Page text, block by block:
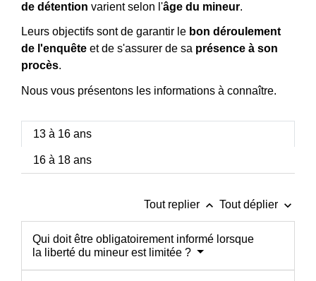
de détention varient selon l'âge du mineur.
Leurs objectifs sont de garantir le bon déroulement
de l'enquête et de s'assurer de sa présence à son
procès.
Nous vous présentons les informations à connaître.
13 à 16 ans
16 à 18 ans
Tout replier keyboard_arrow_up Tout déplier keyboard_arrow_down
Qui doit être obligatoirement informé lorsque
la liberté du mineur est limitée ?